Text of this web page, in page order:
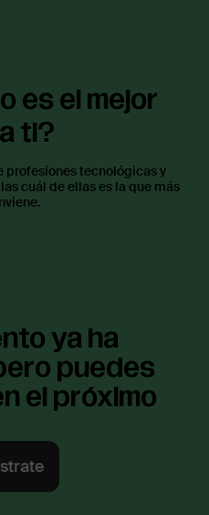
es el mejor
ti?
profesiones tecnológicas y
cuál de ellas es la que más